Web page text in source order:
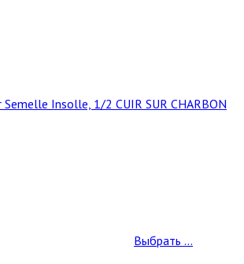
Semelle Insolle, 1/2 CUIR SUR CHARBON
Выбрать ...